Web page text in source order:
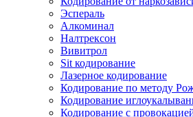
Эспераль
Алкоминал
Налтрексон
Вивитрол
Sit кодирование
Лазерное кодирование
Кодирование по методу
Кодирование
Кодирование с